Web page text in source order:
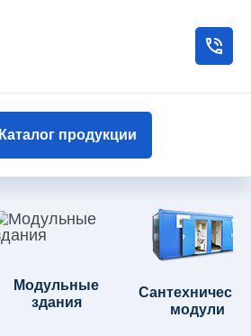
Каталог продукции
Модульные
здания
модули